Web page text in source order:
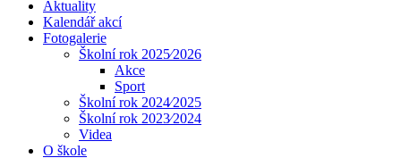
Aktuality
Kalendář akcí
Fotogalerie
Školní rok 2025⁄2026
Akce
Sport
Školní rok 2024⁄2025
Školní rok 2023⁄2024
Videa
O škole